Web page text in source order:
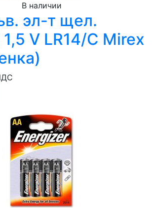
В наличии
эл-т щел.
V LR14/C Mirex